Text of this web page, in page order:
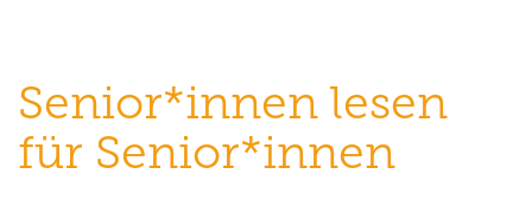
LEBEN
FREIZEIT
Senior*innen lesen
für Senior*innen